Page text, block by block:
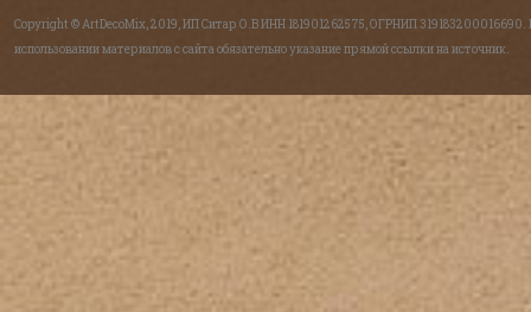
Copyright © ArtDecoMix, 2019, ИП Ситар О.В ИНН 181901262575, ОГРНИП 319183200016690.
использовании материалов с сайта обязательно указание прямой ссылки на источник.